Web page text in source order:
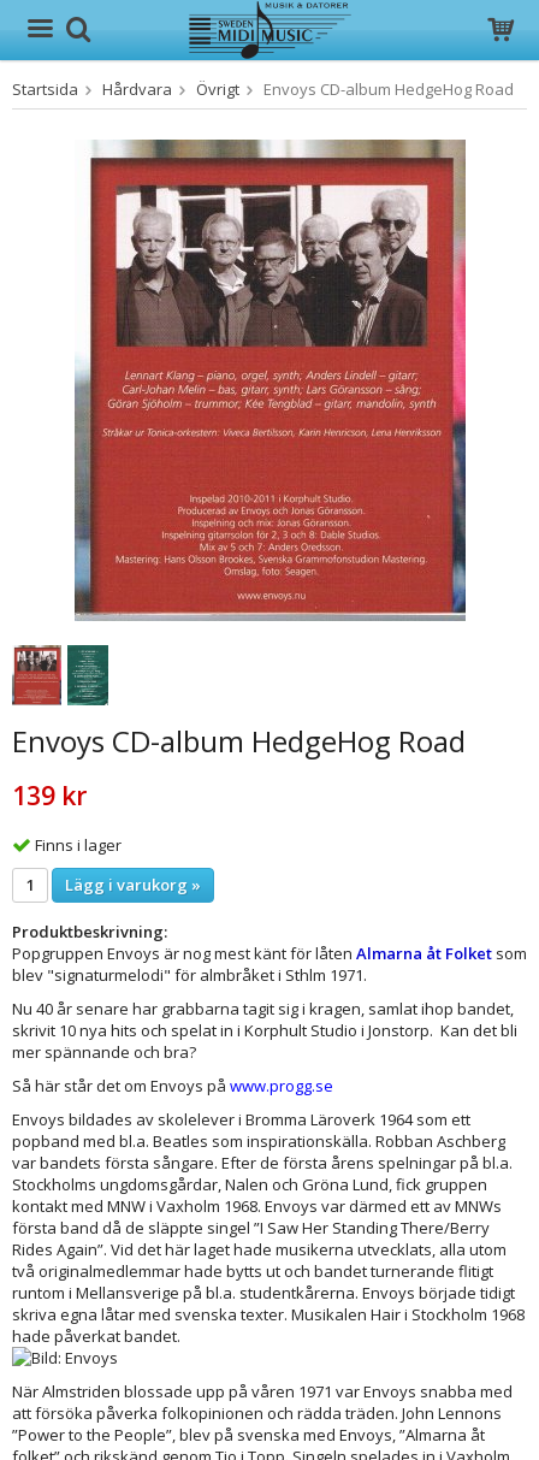
Produkten har blivit tillagd i varukorgen
Startsida Hårdvara Övrigt Envoys CD-album HedgeHog Road
Envoys CD-album HedgeHog Road
139 kr
Finns i lager
Lägg i varukorg »
Produktbeskrivning:
Popgruppen Envoys är nog mest känt för låten Almarna åt Folket som
blev "signaturmelodi" för almbråket i Sthlm 1971.
Nu 40 år senare har grabbarna tagit sig i kragen, samlat ihop bandet,
skrivit 10 nya hits och spelat in i Korphult Studio i Jonstorp. Kan det bli
mer spännande och bra?
Så här står det om Envoys på www.progg.se
Envoys bildades av skolelever i Bromma Läroverk 1964 som ett
popband med bl.a. Beatles som inspirationskälla. Robban Aschberg
var bandets första sångare. Efter de första årens spelningar på bl.a.
Stockholms ungdomsgårdar, Nalen och Gröna Lund, fick gruppen
kontakt med MNW i Vaxholm 1968. Envoys var därmed ett av MNWs
första band då de släppte singel ”I Saw Her Standing There/Berry
Rides Again”. Vid det här laget hade musikerna utvecklats, alla utom
två originalmedlemmar hade bytts ut och bandet turnerande flitigt
runtom i Mellansverige på bl.a. studentkårerna. Envoys började tidigt
skriva egna låtar med svenska texter. Musikalen Hair i Stockholm 1968
hade påverkat bandet.
När Almstriden blossade upp på våren 1971 var Envoys snabba med
att försöka påverka folkopinionen och rädda träden. John Lennons
”Power to the People”, blev på svenska med Envoys, ”Almarna åt